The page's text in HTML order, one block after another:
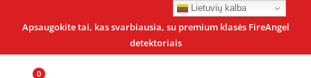
Apsaugokite tai, kas svarbiausia, su premium klasės FireAngel
detektoriais
Lietuvių kalba